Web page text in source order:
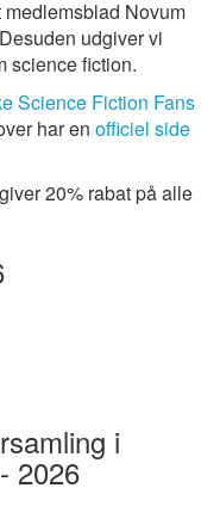
Novum
udgiver vi
science fiction.
Science Fiction Fans
har en officiel side
20% rabat på alle
i
2026